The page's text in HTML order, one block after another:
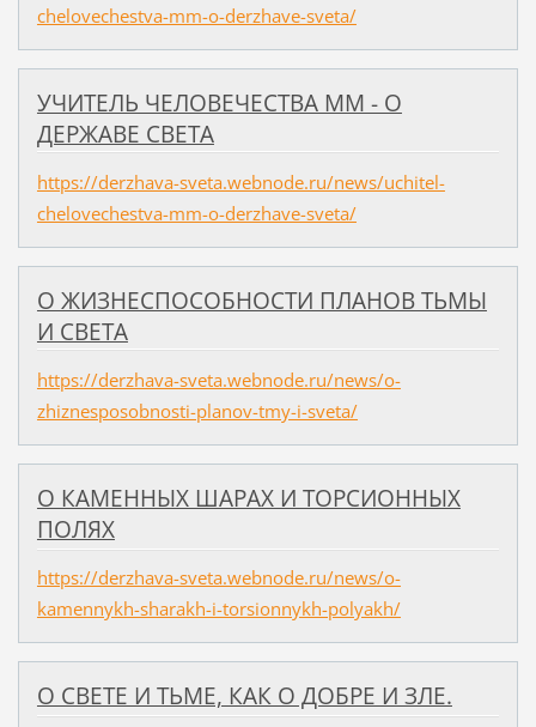
chelovechestva-mm-o-derzhave-sveta/
УЧИТЕЛЬ ЧЕЛОВЕЧЕСТВА ММ - О
ДЕРЖАВЕ СВЕТА
https://derzhava-sveta.webnode.ru/news/uchitel-
chelovechestva-mm-o-derzhave-sveta/
О ЖИЗНЕСПОСОБНОСТИ ПЛАНОВ ТЬМЫ
И СВЕТА
https://derzhava-sveta.webnode.ru/news/o-
zhiznesposobnosti-planov-tmy-i-sveta/
О КАМЕННЫХ ШАРАХ И ТОРСИОННЫХ
ПОЛЯХ
https://derzhava-sveta.webnode.ru/news/o-
kamennykh-sharakh-i-torsionnykh-polyakh/
О СВЕТЕ И ТЬМЕ, КАК О ДОБРЕ И ЗЛЕ.